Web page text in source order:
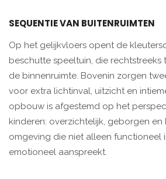
SEQUENTIE VAN BUITENRUIMTEN
Op het gelijkvloers opent de
beschutte speeltuin, die rechtstreeks
de binnenruimte. Bovenin zorgen
voor extra lichtinval, uitzicht en
opbouw is afgestemd op het
kinderen: overzichtelijk, geborgen
omgeving die niet alleen functioneel
emotioneel aanspreekt.